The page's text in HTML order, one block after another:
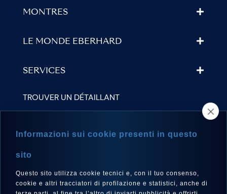
MONTRES
LE MONDE EBERHARD
SERVICES
TROUVER UN DÉTAILLANT
Informazioni sui cookie presenti in questo
sito
Questo sito utilizza cookie tecnici e, con il tuo consenso,
cookie e altri tracciatori di profilazione e statistici, anche di